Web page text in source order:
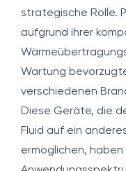
strategische Rolle.
aufgrund ihrer
Wartung
verschiedenen
Diese Geräte, die
Fluid auf ein
ermöglichen,